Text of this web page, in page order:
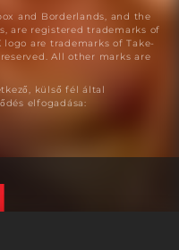
and Borderlands, and the
are registered trademarks of
logo are trademarks of Take-
All other marks are
külső fél által
elfogadása: